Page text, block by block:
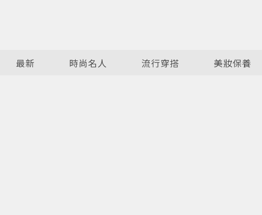
最新 時尚名人 流行穿搭 美妝保養